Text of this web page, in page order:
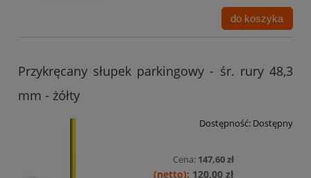
do koszyka
Przykręcany słupek parkingowy - śr. rury 48,3
mm - żółty
Dostępność: Dostępny
Cena: 147,60 zł
120,00 zł